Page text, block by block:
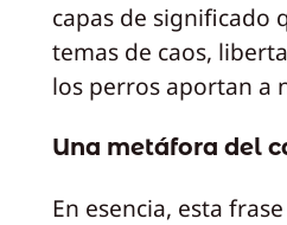
capas de significado
temas de caos,
los perros aportan a
Una metáfora del
En esencia, esta